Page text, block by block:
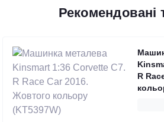
Рекомендовані
R